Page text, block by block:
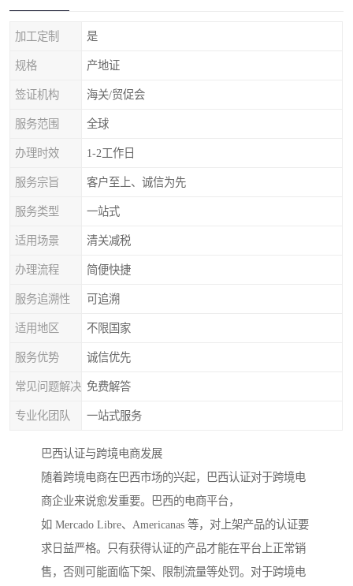
加工定制 是
规格 产地证
签证机构 海关/贸促会
服务范围 全球
办理时效 1-2工作日
服务宗旨 客户至上、诚信为先
服务类型 一站式
适用场景 清关减税
办理流程 简便快捷
服务追溯性 可追溯
适用地区 不限国家
服务优势 诚信优先
常见问题解决 免费解答
专业化团队 一站式服务
巴西认证与跨境电商发展
随着跨境电商在巴西市场的兴起，巴西认证对于跨境电
商企业来说愈发重要。巴西的电商平台，
如 Mercado Libre、Americanas 等，对上架产品的认证要
求日益严格。只有获得认证的产品才能在平台上正常销
售，否则可能面临下架、限制流量等处罚。对于跨境电